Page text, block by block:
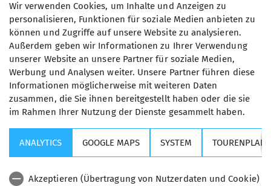
Touren, die ich führen durfte, freue ich mich nun
auf mehr. :)
Kurse, Touren & Veranstaltungen
Wir verwenden Cookies, um Inhalte und Anzeigen zu
personalisieren, Funktionen für soziale Medien anbieten zu
können und Zugriffe auf unsere Website zu analysieren.
Außerdem geben wir Informationen zu Ihrer Verwendung
unserer Website an unsere Partner für soziale Medien,
Werbung und Analysen weiter. Unsere Partner führen diese
Informationen möglicherweise mit weiteren Daten
zusammen, die Sie ihnen bereitgestellt haben oder die sie
im Rahmen Ihrer Nutzung der Dienste gesammelt haben.
ANALYTICS GOOGLE MAPS SYSTEM
Akzeptieren (Übertragung von Nutzerdaten und Cookie)